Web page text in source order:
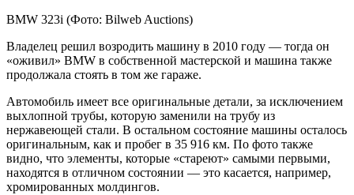
BMW 323i (Фото: Bilweb Auctions)
Владелец решил возродить машину в 2010 году — тогда он
«оживил» BMW в собственной мастерской и машина также
продолжала стоять в том же гараже.
Автомобиль имеет все оригинальные детали, за исключением
выхлопной трубы, которую заменили на трубу из
нержавеющей стали. В остальном состояние машины осталось
оригинальным, как и пробег в 35 916 км. По фото также
видно, что элементы, которые «стареют» самыми первыми,
находятся в отличном состоянии — это касается, например,
хромированных молдингов.